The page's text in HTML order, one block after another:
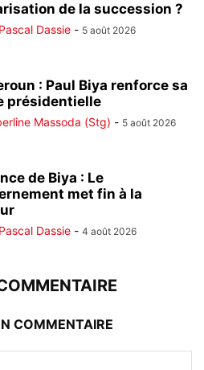
de la succession ?
Dassie - 5 août 2026
: Paul Biya renforce sa
présidentielle
Massoda (Stg) - 5 août 2026
de Biya : Le
met fin à la
Dassie - 4 août 2026
COMMENTAIRE